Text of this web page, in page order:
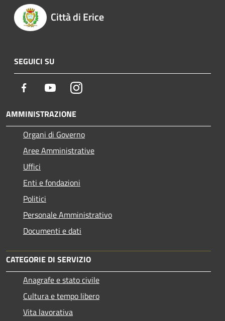
Città di Erice
SEGUICI SU
Facebook YoutubeInstagram
AMMINISTRAZIONE
Organi di Governo
Aree Amministrative
Uffici
Enti e fondazioni
Politici
Personale Amministrativo
Documenti e dati
CATEGORIE DI SERVIZIO
Anagrafe e stato civile
Cultura e tempo libero
Vita lavorativa